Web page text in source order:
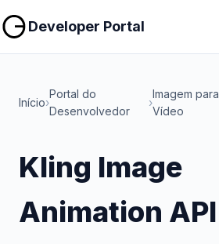
Developer Portal
Início›
Portal do
Desenvolvedor
›
Imagem para
Vídeo
Kling Image
Animation API